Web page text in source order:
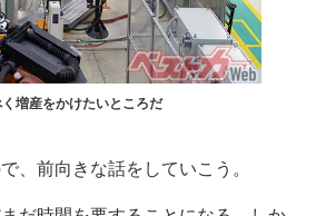
増産をかけたいところだ
、前向きな話をしていこう。